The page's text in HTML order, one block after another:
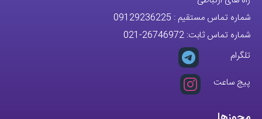
شماره تماس مستقیم : 09129236225
شماره تماس ثابت: 26746972
-021
تلگرام
پیج ساعت